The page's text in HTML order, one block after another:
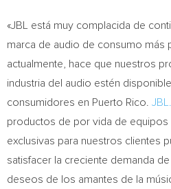
«JBL está muy complacida de
marca de audio de consumo más
actualmente, hace que nuestros
industria del audio estén
consumidores en Puerto Rico
productos de por vida de
exclusivas para nuestros clientes
satisfacer la creciente demanda
deseos de los amantes de la